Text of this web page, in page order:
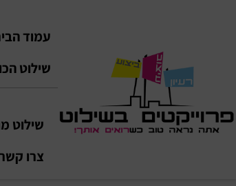
עמוד
שילוט
שילוט
צרו